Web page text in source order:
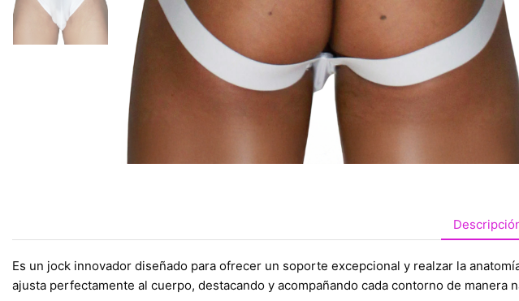
Es un jock innovador diseñado para ofrecer un soporte excepcional y realzar la
ajusta perfectamente al cuerpo, destacando y acompañando cada contorno de manera